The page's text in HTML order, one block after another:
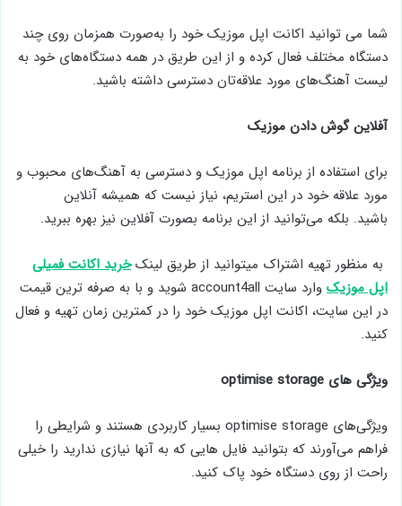
شما می توانید اکانت اپل موزیک خود را به‌صورت همزمان روی چند
دستگاه مختلف فعال کرده و از این طریق در همه دستگاه‌های خود به
لیست آهنگ‌های مورد علاقه‌تان دسترسی داشته باشید.
آفلاین گوش دادن موزیک
برای استفاده از برنامه اپل موزیک و دسترسی به آهنگ‌های محبوب و
مورد علاقه خود در این استریم، نیاز نیست که همیشه آنلاین
باشید. بلکه می‌توانید از این برنامه بصورت آفلاین نیز بهره ببرید.
به منظور تهیه اشتراک میتوانید از طریق لینکخرید اکانت فمیلی
اپل موزیک
وارد سایت account4all شوید و با به صرفه ترین قیمت
در این سایت، اکانت اپل موزیک خود را در کمترین زمان تهیه و فعال
کنید.
ویژگی های optimise storage
ویژگی‌های optimise storage بسیار کاربردی هستند و شرایطی را
فراهم می‌‌آورند که بتوانید فایل ­هایی که به آنها نیازی ندارید را خیلی
راحت از روی دستگاه خود پاک کنید.